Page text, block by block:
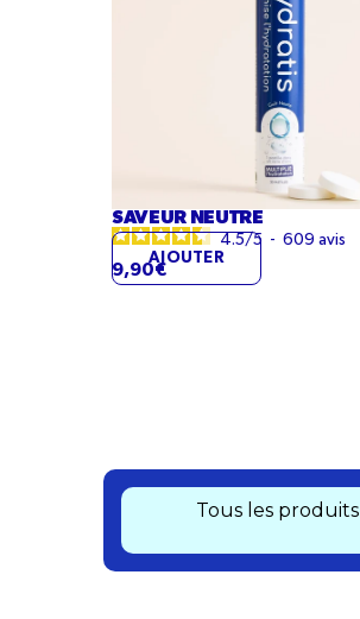
SAVEUR NEUTRE
4.5/5 - 609 avis
9,90€
AJOUTER
Tous les produits